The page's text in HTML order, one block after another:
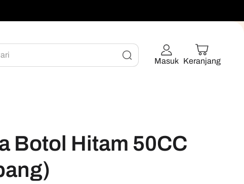
Masuk Keranjang
Botol Hitam 50CC